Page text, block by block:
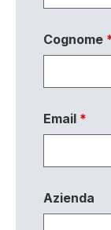
Cognome
Email *
Azienda